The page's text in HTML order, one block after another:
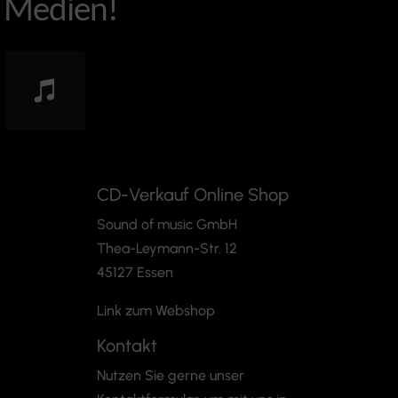
CD-Verkauf Online Shop
Sound of music GmbH
Thea-Leymann-Str. 12
45127 Essen
Link zum Webshop
Kontakt
Nutzen Sie gerne unser